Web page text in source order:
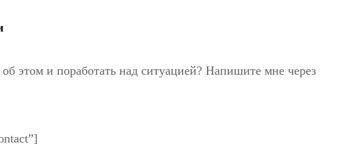
этом и поработать над ситуацией? Напишите мне через